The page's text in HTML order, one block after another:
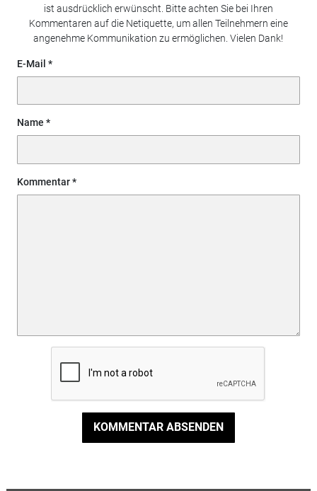
ist ausdrücklich erwünscht. Bitte achten Sie bei Ihren
Kommentaren auf die Netiquette, um allen Teilnehmern eine
angenehme Kommunikation zu ermöglichen. Vielen Dank!
E-Mail
Name
Kommentar
KOMMENTAR ABSENDEN